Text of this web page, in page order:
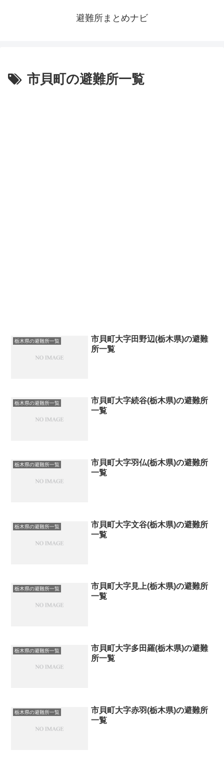
避難所まとめナビ
市貝町の避難所一覧
栃木県の避難所一覧
市貝町大字田野辺(栃木県)の避難
所一覧
栃木県の避難所一覧
市貝町大字続谷(栃木県)の避難所
一覧
栃木県の避難所一覧
市貝町大字羽仏(栃木県)の避難所
一覧
栃木県の避難所一覧
市貝町大字文谷(栃木県)の避難所
一覧
栃木県の避難所一覧
市貝町大字見上(栃木県)の避難所
一覧
栃木県の避難所一覧
市貝町大字多田羅(栃木県)の避難
所一覧
栃木県の避難所一覧
市貝町大字赤羽(栃木県)の避難所
一覧